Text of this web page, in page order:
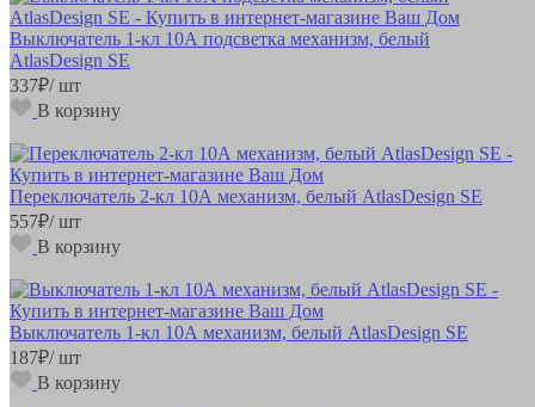
Выключатель 1-кл 10А подсветка механизм, белый
AtlasDesign SE
337₽/ шт
В корзину
Переключатель 2-кл 10А механизм, белый AtlasDesign SE
557₽/ шт
В корзину
Выключатель 1-кл 10А механизм, белый AtlasDesign SE
187₽/ шт
В корзину